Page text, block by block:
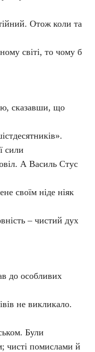
Отож коли та
світі, то чому б
сказавши, що
сили
А Василь Стус
своїм ніде ніяк
– чистий дух
до особливих
не викликало.
Були
чисті помислами й